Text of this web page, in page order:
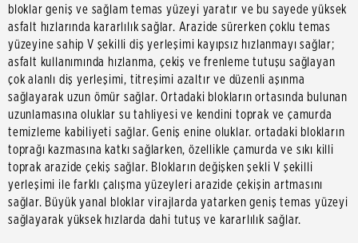
bloklar geniş ve sağlam temas yüzeyi yaratır ve bu sayede yüksek
asfalt hızlarında kararlılık sağlar. Arazide sürerken çoklu temas
yüzeyine sahip V şekilli diş yerleşimi kayıpsız hızlanmayı sağlar;
asfalt kullanımında hızlanma, çekiş ve frenleme tutuşu sağlayan
çok alanlı diş yerleşimi, titreşimi azaltır ve düzenli aşınma
sağlayarak uzun ömür sağlar. Ortadaki blokların ortasında bulunan
uzunlamasına oluklar su tahliyesi ve kendini toprak ve çamurda
temizleme kabiliyeti sağlar. Geniş enine oluklar. ortadaki blokların
toprağı kazmasına katkı sağlarken, özellikle çamurda ve sıkı killi
toprak arazide çekiş sağlar. Blokların değişken şekli V şekilli
yerleşimi ile farklı çalışma yüzeyleri arazide çekişin artmasını
sağlar. Büyük yanal bloklar virajlarda yatarken geniş temas yüzeyi
sağlayarak yüksek hızlarda dahi tutuş ve kararlılık sağlar.